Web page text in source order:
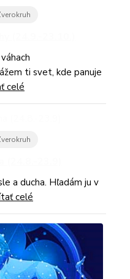
ti svet, kde panuje
celé
a ducha. Hľadám ju v
celé